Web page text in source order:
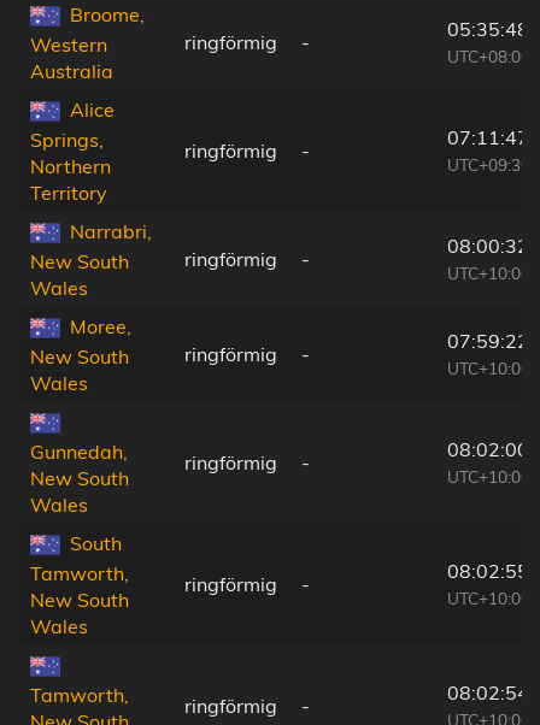
Broome,
Western
Australia
ringförmig -
05:35:48
UTC+08:00
Alice
Springs,
Northern
Territory
ringförmig -
07:11:47
UTC+09:30
Narrabri,
New South
Wales
ringförmig -
08:00:32
UTC+10:00
Moree,
New South
Wales
ringförmig -
07:59:22
UTC+10:00
Gunnedah,
New South
Wales
ringförmig -
08:02:00
UTC+10:00
South
Tamworth,
New South
Wales
ringförmig -
08:02:55
UTC+10:00
Tamworth,
ringförmig -
08:02:54
UTC+10:00